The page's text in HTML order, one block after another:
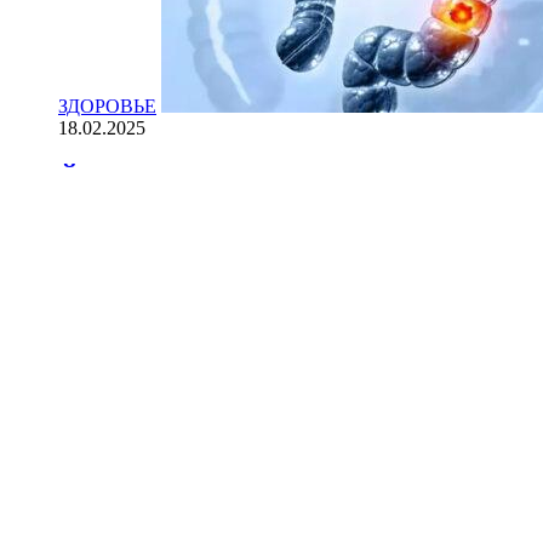
ЗДОРОВЬЕ
18.02.2025
Йогурт против рака: научные